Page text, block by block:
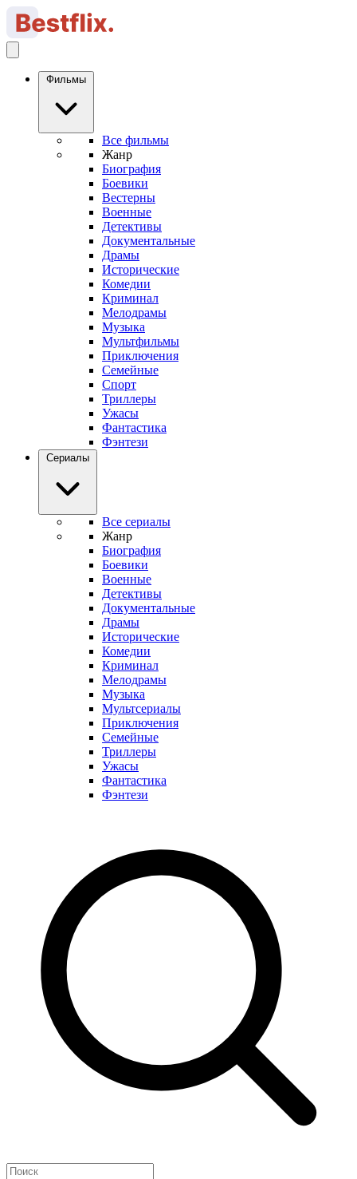
Фильмы
Все фильмы
Жанр
Биография
Боевики
Вестерны
Военные
Детективы
Документальные
Драмы
Исторические
Комедии
Криминал
Мелодрамы
Музыка
Мультфильмы
Приключения
Семейные
Спорт
Триллеры
Ужасы
Фантастика
Фэнтези
Сериалы
Все сериалы
Жанр
Биография
Боевики
Военные
Детективы
Документальные
Драмы
Исторические
Комедии
Криминал
Мелодрамы
Музыка
Мультсериалы
Приключения
Семейные
Триллеры
Ужасы
Фантастика
Фэнтези